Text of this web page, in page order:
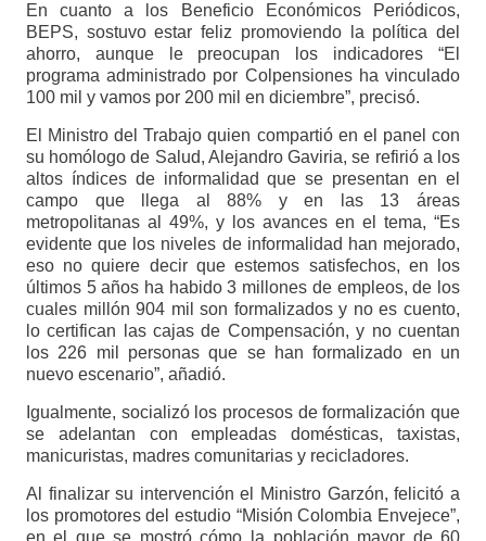
En cuanto a los Beneficio Económicos Periódicos,
BEPS, sostuvo estar feliz promoviendo la política del
ahorro, aunque le preocupan los indicadores “El
programa administrado por Colpensiones ha vinculado
100 mil y vamos por 200 mil en diciembre”, precisó.
El Ministro del Trabajo quien compartió en el panel con
su homólogo de Salud, Alejandro Gaviria, se refirió a los
altos índices de informalidad que se presentan en el
campo que llega al 88% y en las 13 áreas
metropolitanas al 49%, y los avances en el tema, “Es
evidente que los niveles de informalidad han mejorado,
eso no quiere decir que estemos satisfechos, en los
últimos 5 años ha habido 3 millones de empleos, de los
cuales millón 904 mil son formalizados y no es cuento,
lo certifican las cajas de Compensación, y no cuentan
los 226 mil personas que se han formalizado en un
nuevo escenario”, añadió.
Igualmente, socializó los procesos de formalización que
se adelantan con empleadas domésticas, taxistas,
manicuristas, madres comunitarias y recicladores.
Al finalizar su intervención el Ministro Garzón, felicitó a
los promotores del estudio “Misión Colombia Envejece”,